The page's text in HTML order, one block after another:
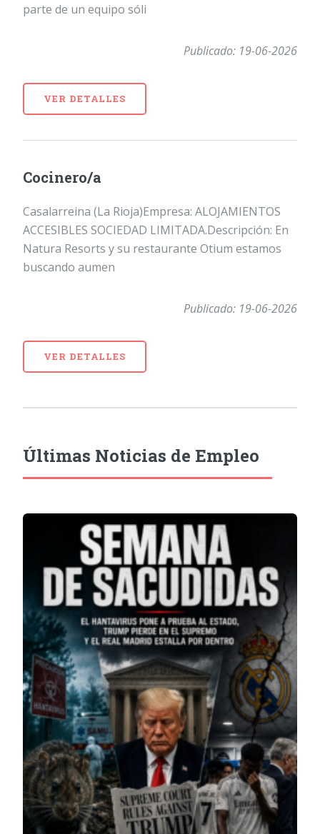
parte de un equipo sóli
Publicado: 19-06-2026
VER DETALLES
Cocinero/a
Casalarreina (La Rioja)Empresa: ALOJAMIENTOS
ACCESIBLES SOCIEDAD LIMITADA.Descripción: En
Natura Resorts y su restaurante Otium estamos
buscando aumen
Publicado: 19-06-2026
VER DETALLES
Últimas Noticias de Empleo